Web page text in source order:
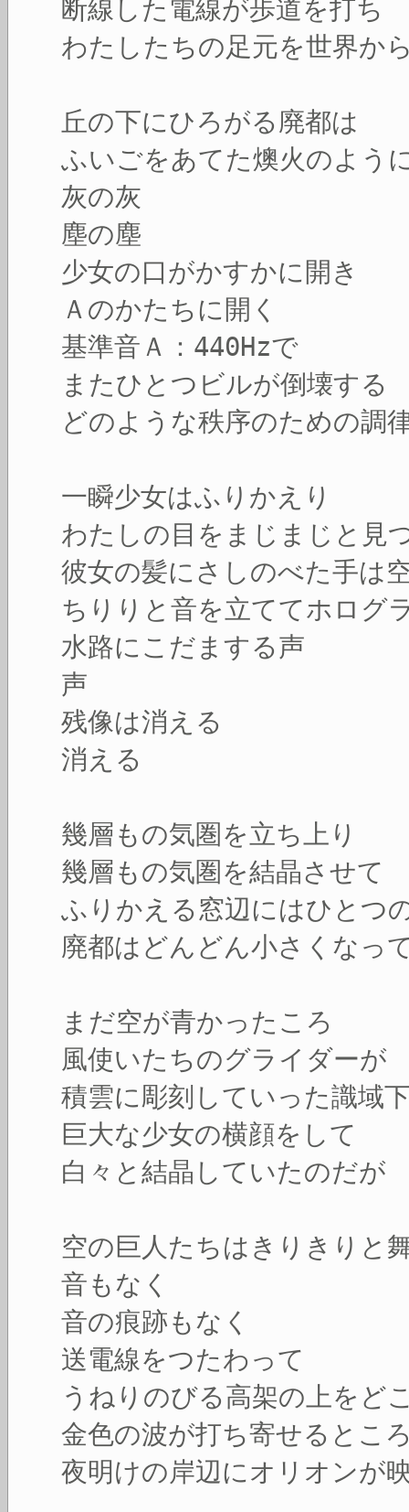
断線した電線が歩道を打ち
わたしたちの足元を世界か
丘の下にひろがる廃都は
ふいごをあてた燠火のよう
灰の灰
塵の塵
少女の口がかすかに開き
Ａのかたちに開く
基準音Ａ：440Hzで
またひとつビルが倒壊する
どのような秩序のための調
一瞬少女はふりかえり
わたしの目をまじまじと見
彼女の髪にさしのべた手は
ちりりと音を立ててホログ
水路にこだまする声
声
残像は消える
消える
幾層もの気圏を立ち上り
幾層もの気圏を結晶させて
ふりかえる窓辺にはひとつ
廃都はどんどん小さくなっ
まだ空が青かったころ
風使いたちのグライダーが
積雲に彫刻していった識域
巨大な少女の横顔をして
白々と結晶していたのだが
空の巨人たちはきりきりと
音もなく
音の痕跡もなく
送電線をつたわって
うねりのびる高架の上をど
金色の波が打ち寄せるとこ
夜明けの岸辺にオリオンが